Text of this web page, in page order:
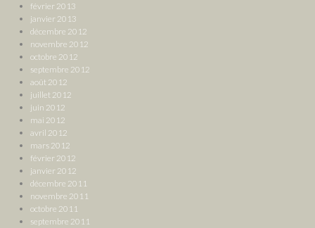
février 2013
janvier 2013
décembre 2012
novembre 2012
octobre 2012
septembre 2012
août 2012
juillet 2012
juin 2012
mai 2012
avril 2012
mars 2012
février 2012
janvier 2012
décembre 2011
novembre 2011
octobre 2011
septembre 2011